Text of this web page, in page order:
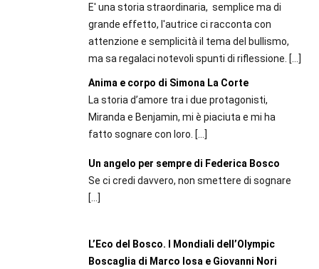
E' una storia straordinaria, semplice ma di
grande effetto, l'autrice ci racconta con
attenzione e semplicità il tema del bullismo,
ma sa regalaci notevoli spunti di riflessione. […]
Anima e corpo di Simona La Corte
La storia d’amore tra i due protagonisti,
Miranda e Benjamin, mi è piaciuta e mi ha
fatto sognare con loro. […]
Un angelo per sempre di Federica Bosco
Se ci credi davvero, non smettere di sognare
[…]
L’Eco del Bosco. I Mondiali dell’Olympic
Boscaglia di Marco Iosa e Giovanni Nori